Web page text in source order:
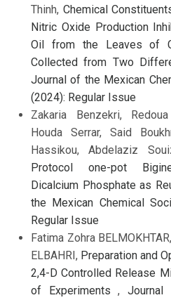
Thinh, Chemical
Nitric Oxide Production
Oil from the Leaves of
Collected from Two
Journal of the Mexican
(2024): Regular Issue
Zakaria Benzekri,
Houda Serrar, Said
Hassikou, Abdelaziz
Protocol one-pot
Dicalcium Phosphate as
the Mexican Chemical
Regular Issue
Fatima Zohra
ELBAHRI, Preparation and
2,4-D Controlled Release
of Experiments,Journal